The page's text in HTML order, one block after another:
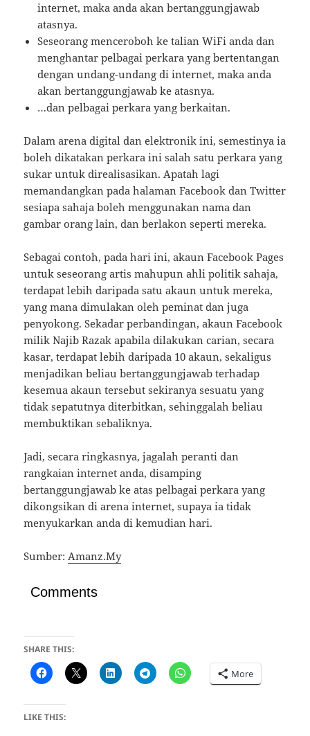
internet, maka anda akan bertanggungjawab
atasnya.
Seseorang menceroboh ke talian WiFi anda dan
menghantar pelbagai perkara yang bertentangan
dengan undang-undang di internet, maka anda
akan bertanggungjawab ke atasnya.
…dan pelbagai perkara yang berkaitan.
Dalam arena digital dan elektronik ini, semestinya ia
boleh dikatakan perkara ini salah satu perkara yang
sukar untuk direalisasikan. Apatah lagi
memandangkan pada halaman Facebook dan Twitter
sesiapa sahaja boleh menggunakan nama dan
gambar orang lain, dan berlakon seperti mereka.
Sebagai contoh, pada hari ini, akaun Facebook Pages
untuk seseorang artis mahupun ahli politik sahaja,
terdapat lebih daripada satu akaun untuk mereka,
yang mana dimulakan oleh peminat dan juga
penyokong. Sekadar perbandingan, akaun Facebook
milik Najib Razak apabila dilakukan carian, secara
kasar, terdapat lebih daripada 10 akaun, sekaligus
menjadikan beliau bertanggungjawab terhadap
kesemua akaun tersebut sekiranya sesuatu yang
tidak sepatutnya diterbitkan, sehinggalah beliau
membuktikan sebaliknya.
Jadi, secara ringkasnya, jagalah peranti dan
rangkaian internet anda, disamping
bertanggungjawab ke atas pelbagai perkara yang
dikongsikan di arena internet, supaya ia tidak
menyukarkan anda di kemudian hari.
Sumber:Amanz.My
Comments
SHARE THIS:
More
LIKE THIS: